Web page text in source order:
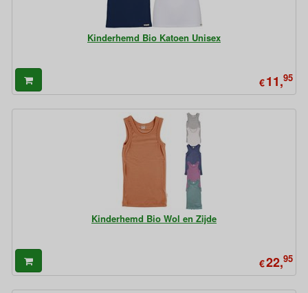
Kinderhemd Bio Katoen Unisex
€11,95
Kinderhemd Bio Wol en Zijde
€22,95